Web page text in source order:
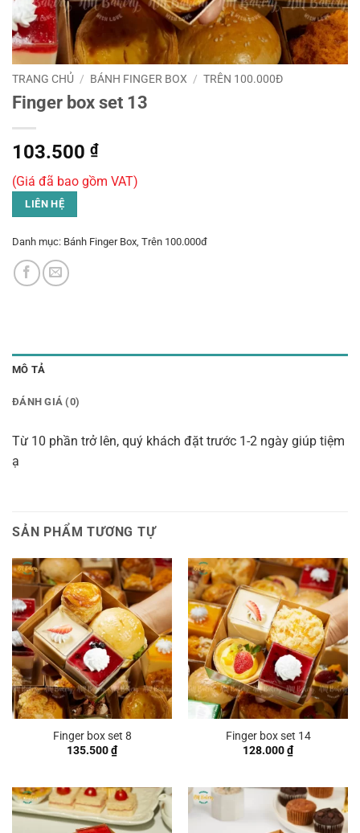
TRANG CHỦ / BÁNH FINGER BOX / TRÊN 100.000Đ
Finger box set 13
103.500 ₫
(Giá đã bao gồm VAT)
LIÊN HỆ
Danh mục: Bánh Finger Box Trên 100.000đ
MÔ TẢ
ĐÁNH GIÁ (0)
Từ 10 phần trở lên, quý khách đặt trước 1-2 ngày giúp tiệm
ạ
SẢN PHẨM TƯƠNG TỰ
Finger box set 8
135.500₫
Finger box set 14
128.000₫